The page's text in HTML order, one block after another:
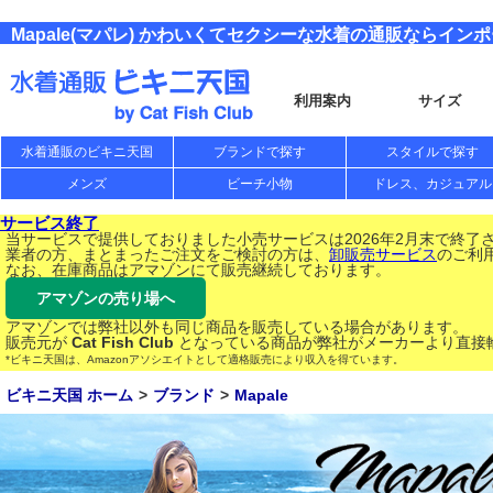
Mapale(マパレ) かわいくてセクシーな水着の通販ならイン
利用案内 サイズ
水着通販のビキニ天国 ブランドで探す スタイルで探す
メンズ ビーチ小物 ドレス、カジュアル
サービス終了
当サービスで提供しておりました小売サービスは2026年2月末で終了
業者の方、まとまったご注文をご検討の方は、 卸販売サービスのご利
なお、在庫商品はアマゾンにて販売継続しております。
アマゾンの売り場へ
アマゾンでは弊社以外も同じ商品を販売している場合があります。
販売元が Cat Fish Club となっている商品が弊社がメーカーより直
*ビキニ天国は、Amazonアソシエイトとして適格販売により収入を得ています。
ビキニ天国 ホーム ブランド Mapale